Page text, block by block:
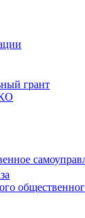
грант